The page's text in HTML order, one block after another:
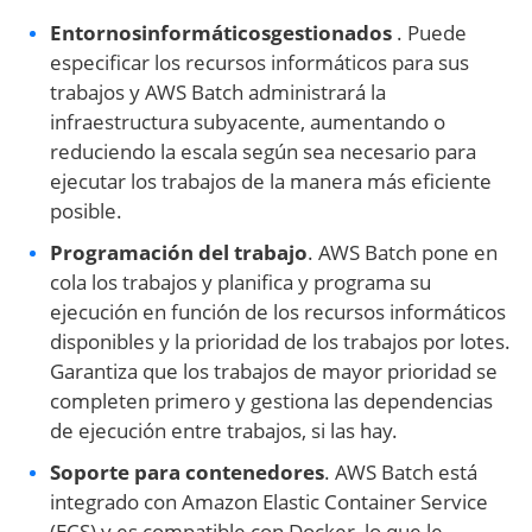
Entornosinformáticosgestionados . Puede
especificar los recursos informáticos para sus
trabajos y AWS Batch administrará la
infraestructura subyacente, aumentando o
reduciendo la escala según sea necesario para
ejecutar los trabajos de la manera más eficiente
posible.
Programación del trabajo. AWS Batch pone en
cola los trabajos y planifica y programa su
ejecución en función de los recursos informáticos
disponibles y la prioridad de los trabajos por lotes.
Garantiza que los trabajos de mayor prioridad se
completen primero y gestiona las dependencias
de ejecución entre trabajos, si las hay.
Soporte para contenedores. AWS Batch está
integrado con Amazon Elastic Container Service